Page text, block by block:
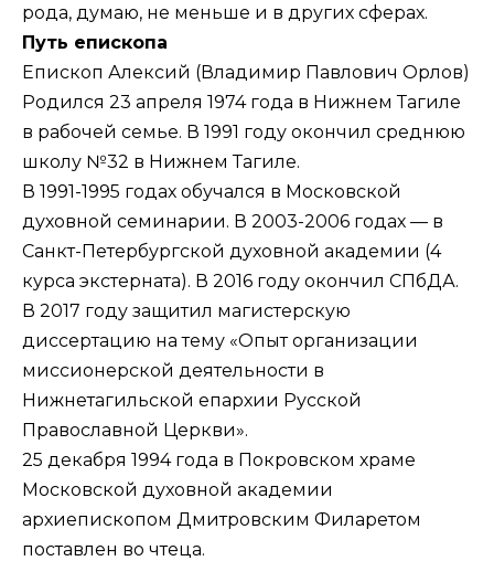
рода, думаю, не меньше и в других сферах.
Путь епископа
Епископ Алексий (Владимир Павлович Орлов)
Родился 23 апреля 1974 года в Нижнем Тагиле
в рабочей семье. В 1991 году окончил среднюю
школу №32 в Нижнем Тагиле.
В 1991-1995 годах обучался в Московской
духовной семинарии. В 2003-2006 годах — в
Санкт-Петербургской духовной академии (4
курса экстерната). В 2016 году окончил СПбДА.
В 2017 году защитил магистерскую
диссертацию на тему «Опыт организации
миссионерской деятельности в
Нижнетагильской епархии Русской
Православной Церкви».
25 декабря 1994 года в Покровском храме
Московской духовной академии
архиепископом Дмитровским Филаретом
поставлен во чтеца.